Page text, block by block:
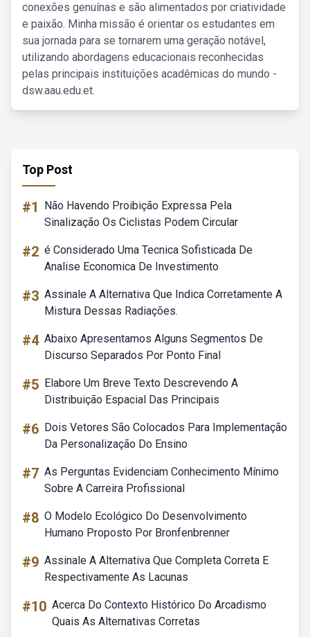
conexões genuínas e são alimentados por criatividade
e paixão. Minha missão é orientar os estudantes em
sua jornada para se tornarem uma geração notável,
utilizando abordagens educacionais reconhecidas
pelas principais instituições acadêmicas do mundo -
dsw.aau.edu.et.
Top Post
#1
Não Havendo Proibição Expressa Pela
Sinalização Os Ciclistas Podem Circular
#2 é Considerado Uma Tecnica Sofisticada De
Analise Economica De Investimento
#3 Assinale A Alternativa Que Indica Corretamente A
Mistura Dessas Radiações.
#4 Abaixo Apresentamos Alguns Segmentos De
Discurso Separados Por Ponto Final
#5 Elabore Um Breve Texto Descrevendo A
Distribuição Espacial Das Principais
#6 Dois Vetores São Colocados Para Implementação
Da Personalização Do Ensino
#7 As Perguntas Evidenciam Conhecimento Mínimo
Sobre A Carreira Profissional
#8 O Modelo Ecológico Do Desenvolvimento
Humano Proposto Por Bronfenbrenner
#9 Assinale A Alternativa Que Completa Correta E
Respectivamente As Lacunas
#10 Acerca Do Contexto Histórico Do Arcadismo
Quais As Alternativas Corretas